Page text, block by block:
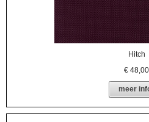
Hitch
€48,00
meer